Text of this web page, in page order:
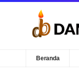
Beranda